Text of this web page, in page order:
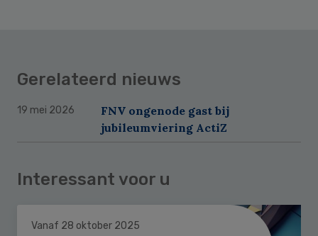
Gerelateerd nieuws
19 mei 2026
FNV ongenode gast bij
jubileumviering ActiZ
Interessant voor u
Vanaf 28 oktober 2025